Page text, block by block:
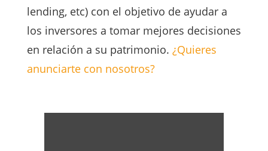
lending, etc) con el objetivo de ayudar a
los inversores a tomar mejores decisiones
en relación a su patrimonio. ¿Quieres
anunciarte con nosotros?